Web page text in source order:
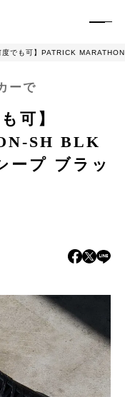
度でも可】PATRICK
ーで
可】
SH BLK
ープ ブラッ